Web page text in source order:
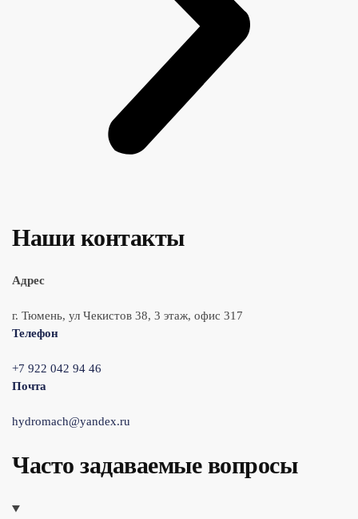
Наши контакты
Адрес
г. Тюмень, ул Чекистов 38, 3 этаж, офис 317
Телефон
+7 922 042 94 46
Почта
hydromach@yandex.ru
Часто задаваемые вопросы